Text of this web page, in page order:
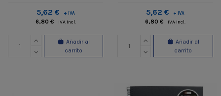
5,62 € + IVA
6,80 € IVA incl.
Añadir al
carrito
5,62 € + IVA
6,80 € IVA incl.
Añadir al
carrito